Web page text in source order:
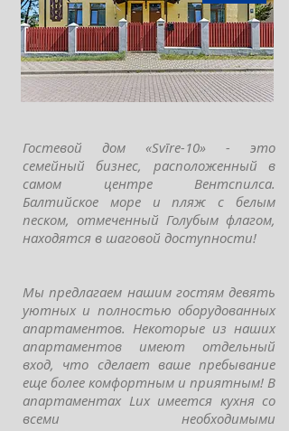
Гостевой дом «Svīre-10» - это
семейный бизнес, расположенный в
самом центре Вентспилса.
Балтийское море и пляж с белым
песком, отмеченный Голубым флагом,
находятся в шаговой доступности!
Мы предлагаем нашим гостям девять
уютных и полностью оборудованных
апартаментов. Некоторые из наших
апартаментов имеют отдельный
вход, что сделает ваше пребывание
еще более комфортным и приятным! В
апартаментах Lux имеется кухня со
всеми необходимыми